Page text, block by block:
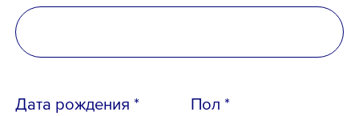
Дата рождения *
Пол *